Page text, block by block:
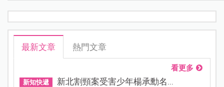
最新文章 熱門文章
看更多
新知快遞 新北割頸案受害少年楊承勳名...